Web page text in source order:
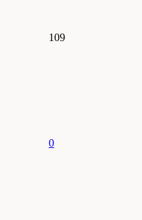
109
0